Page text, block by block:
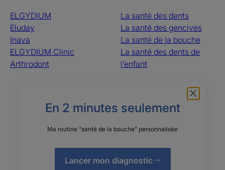
En 2 minutes seulement
Ma routine “santé de la bouche” personnalisée
Lancer mon diagnostic
ELGYDIUM
Eluday
Inava
ELGYDIUM Clinic
Arthrodont
La santé des dents
La santé des gencives
La santé de la bouche
La santé des dents de
l’enfant
Visiter le site professionnelQuestions fréquentes
Qui sommes-nous ?
Les sites des Laboratoires Pierre Fabre